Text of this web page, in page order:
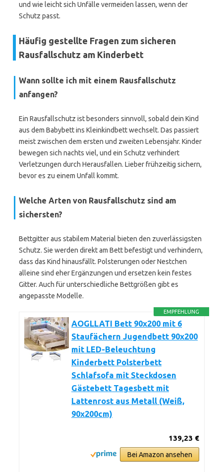
und wie leicht sich Unfälle vermeiden lassen, wenn der
Schutz passt.
Häufig gestellte Fragen zum sicheren
Rausfallschutz am Kinderbett
Wann sollte ich mit einem Rausfallschutz
anfangen?
Ein Rausfallschutz ist besonders sinnvoll, sobald dein Kind
aus dem Babybett ins Kleinkindbett wechselt. Das passiert
meist zwischen dem ersten und zweiten Lebensjahr. Kinder
bewegen sich nachts viel, und ein Schutz verhindert
Verletzungen durch Herausfallen. Lieber frühzeitig sichern,
bevor es zu einem Unfall kommt.
Welche Arten von Rausfallschutz sind am
sichersten?
Bettgitter aus stabilem Material bieten den zuverlässigsten
Schutz. Sie werden direkt am Bett befestigt und verhindern,
dass das Kind hinausfällt. Polsterungen oder Nestchen
alleine sind eher Ergänzungen und ersetzen kein festes
Gitter. Auch für unterschiedliche Bettgrößen gibt es
angepasste Modelle.
EMPFEHLUNG
AOGLLATI Bett 90x200 mit 6
Staufächern Jugendbett 90x200
mit LED-Beleuchtung
Kinderbett Polsterbett
Schlafsofa mit Steckdosen
Gästebett Tagesbett mit
Lattenrost aus Metall (Weiß,
90x200cm)
139,23 €
Bei Amazon ansehen